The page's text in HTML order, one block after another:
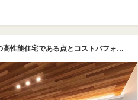
「トリプルガラスサッシが標準仕様の高性能住宅である点とコストパフォーマンスの良さに惹かれました。大空間の家なのに寒い冬も昼間はエアコンなしでＯＫでした」と話すＯさん。レッドシダーの勾配天井が美しい大空間の壁際にはリビング学習のための幅約2.7ｍの広いカウンターを造作。４人家族のための上品でモダンな住まいが誕生した